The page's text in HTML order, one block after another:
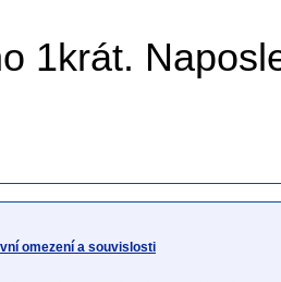
1krát.
omezení a souvislosti